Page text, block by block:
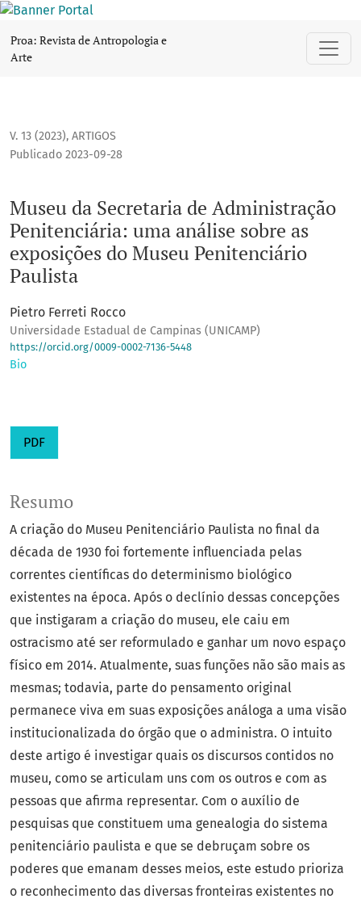
Proa: Revista de Antropologia e
Arte
V. 13 (2023), ARTIGOS
Museu da Secretaria de Administração
Penitenciária: uma análise sobre as
exposições do Museu Penitenciário
Paulista
Publicado 2023-09-28
Pietro Ferreti Rocco
Universidade Estadual de Campinas (UNICAMP)
https://orcid.org/0009-0002-7136-5448
Bio
PDF
Resumo
A criação do Museu Penitenciário Paulista no final da
década de 1930 foi fortemente influenciada pelas
correntes científicas do determinismo biológico
existentes na época. Após o declínio dessas concepções
que instigaram a criação do museu, ele caiu em
ostracismo até ser reformulado e ganhar um novo espaço
físico em 2014. Atualmente, suas funções não são mais as
mesmas; todavia, parte do pensamento original
permanece viva em suas exposições análoga a uma visão
institucionalizada do órgão que o administra. O intuito
deste artigo é investigar quais os discursos contidos no
museu, como se articulam uns com os outros e com as
pessoas que afirma representar. Com o auxílio de
pesquisas que constituem uma genealogia do sistema
penitenciário paulista e que se debruçam sobre os
poderes que emanam desses meios, este estudo prioriza
o reconhecimento das diversas fronteiras existentes no